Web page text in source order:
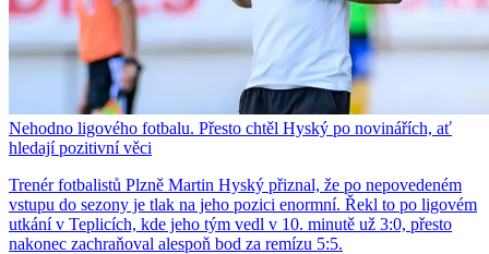
Nehodno ligového fotbalu. Přesto chtěl Hyský po novinářích, ať
hledají pozitivní věci
Trenér fotbalistů Plzně Martin Hyský přiznal, že po nepovedeném
vstupu do sezony je tlak na jeho pozici enormní. Řekl to po ligovém
utkání v Teplicích, kde jeho tým vedl v 10. minutě už 3:0, přesto
nakonec zachraňoval alespoň bod za remízu 5:5.